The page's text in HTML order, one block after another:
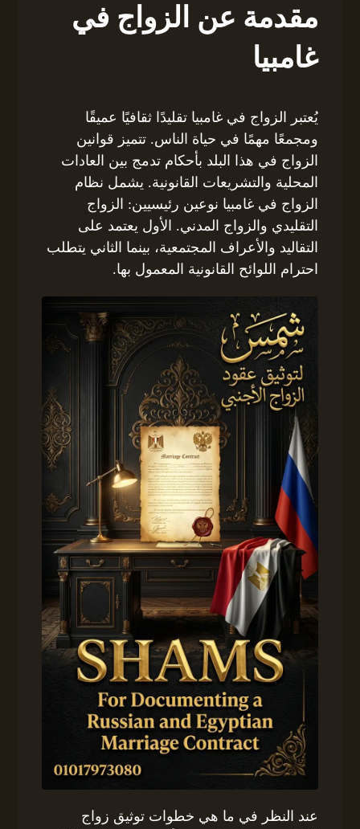
مقدمة عن الزواج في
غامبيا
يُعتبر الزواج في غامبيا تقليدًا ثقافيًا عميقًا
ومجمعًا مهمًا في حياة الناس. تتميز قوانين
الزواج في هذا البلد بأحكام تدمج بين العادات
المحلية والتشريعات القانونية. يشمل نظام
الزواج في غامبيا نوعين رئيسيين: الزواج
التقليدي والزواج المدني. الأول يعتمد على
التقاليد والأعراف المجتمعية، بينما الثاني يتطلب
احترام اللوائح القانونية المعمول بها.
عند النظر في ما هي خطوات توثيق زواج